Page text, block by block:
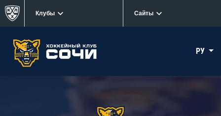
Клубы Сайты
РУ